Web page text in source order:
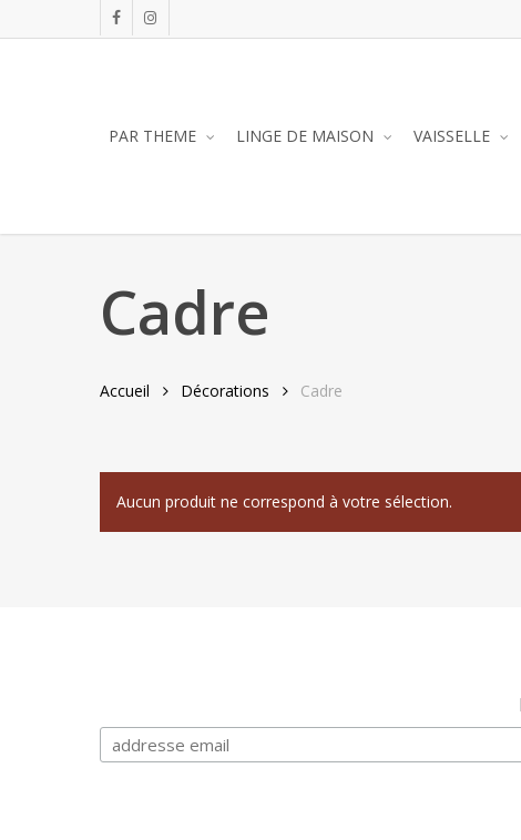
to
facebookinstagram
PAR THEME LINGE DE MAISON VAISSELLE
Cadre
Accueil Décorations Cadre
Aucun produit ne correspond à votre sélection.